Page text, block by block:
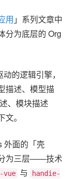
用 」系列文章中
分为底层的 Org
的逻辑引擎，
描述、模型描
、模块描述
。
外面的「壳
为三层——技术
vue 与
handie-